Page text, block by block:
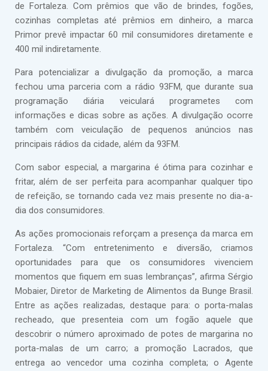
de Fortaleza. Com prêmios que vão de brindes, fogões,
cozinhas completas até prêmios em dinheiro, a marca
Primor prevê impactar 60 mil consumidores diretamente e
400 mil indiretamente.
Para potencializar a divulgação da promoção, a marca
fechou uma parceria com a rádio 93FM, que durante sua
programação diária veiculará programetes com
informações e dicas sobre as ações. A divulgação ocorre
também com veiculação de pequenos anúncios nas
principais rádios da cidade, além da 93FM.
Com sabor especial, a margarina é ótima para cozinhar e
fritar, além de ser perfeita para acompanhar qualquer tipo
de refeição, se tornando cada vez mais presente no dia-a-
dia dos consumidores.
As ações promocionais reforçam a presença da marca em
Fortaleza. “Com entretenimento e diversão, criamos
oportunidades para que os consumidores vivenciem
momentos que fiquem em suas lembranças”, afirma Sérgio
Mobaier, Diretor de Marketing de Alimentos da Bunge Brasil.
Entre as ações realizadas, destaque para: o porta-malas
recheado, que presenteia com um fogão aquele que
descobrir o número aproximado de potes de margarina no
porta-malas de um carro; a promoção Lacrados, que
entrega ao vencedor uma cozinha completa; o Agente